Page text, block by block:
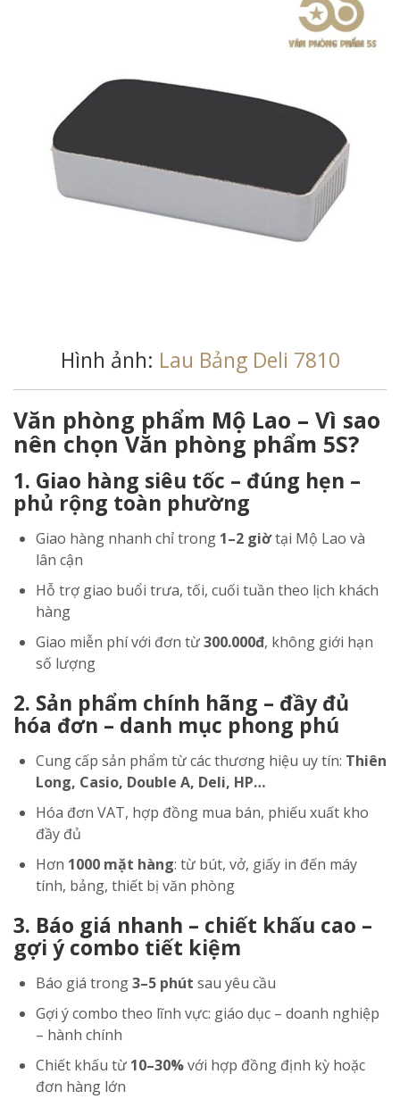
Hình ảnh: Lau Bảng Deli 7810
Văn phòng phẩm Mộ Lao – Vì sao
nên chọn Văn phòng phẩm 5S?
1. Giao hàng siêu tốc – đúng hẹn –
phủ rộng toàn phường
Giao hàng nhanh chỉ trong 1–2 giờtại Mộ Lao và
lân cận
Hỗ trợ giao buổi trưa, tối, cuối tuần theo lịch khách
hàng
Giao miễn phí với đơn từ300.000đ, không giới hạn
số lượng
2. Sản phẩm chính hãng – đầy đủ
hóa đơn – danh mục phong phú
Cung cấp sản phẩm từ các thương hiệu uy tín: Thiên
Long, Casio, Double A, Deli, HP…
Hóa đơn VAT, hợp đồng mua bán, phiếu xuất kho
đầy đủ
Hơn 1000 mặt hàng: từ bút, vở, giấy in đến máy
tính, bảng, thiết bị văn phòng
3. Báo giá nhanh – chiết khấu cao –
gợi ý combo tiết kiệm
Báo giá trong3–5 phút sau yêu cầu
Gợi ý combo theo lĩnh vực: giáo dục – doanh nghiệp
– hành chính
Chiết khấu từ 10–30%với hợp đồng định kỳ hoặc
đơn hàng lớn